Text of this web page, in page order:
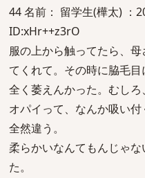
44 名前： 留学生(樺太) ：
ID:xHr++z3rO
服の上から触ってたら、
てくれて。その時に脇毛目
全く萎えんかった。むし
オパイって、なんか吸い
全然違う。
柔らかいなんてもんじゃ
た。